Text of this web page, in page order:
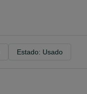
Estado: Usado